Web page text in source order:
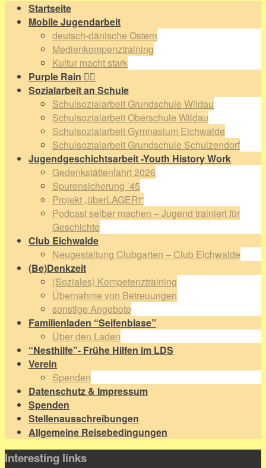
Startseite
Mobile Jugendarbeit
deutsch-dänische Ostern
Medienkompenztraining
Kultur macht stark
Purple Rain 🏳️‍🌈
Sozialarbeit an Schule
Schulsozialarbeit Grundschule Wildau
Schulsozialarbeit Oberschule Wildau
Schulsozialarbeit Gymnasium Eichwalde
Schulsozialarbeit Grundschule Schulzendorf
Jugendgeschichtsarbeit -Youth History Work
Gedenkstättenfahrt 2026
Spurensicherung ’45
Projekt „überLAGERt“
Podcast selber machen – Jugend trainiert für
Geschichte
Club Eichwalde
Neugestaltung Clubgarten – Club Eichwalde
(Be)Denkzeit
(Soziales) Kompetenztraining
Übernahme von Betreuungen
sonstige Angebote
Familienladen “Seifenblase”
Über den Laden
“Nesthilfe”- Frühe Hilfen im LDS
Verein
Spenden
Datenschutz & Impressum
Spenden
Stellenausschreibungen
Allgemeine Reisebedingungen
Interesting links